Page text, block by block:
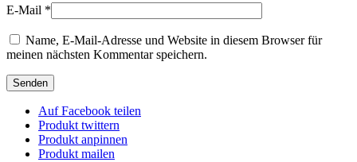
E-Mail *
Name, E-Mail-Adresse und Website in diesem Browser für
meinen nächsten Kommentar speichern.
Auf Facebook teilen
Produkt twittern
Produkt anpinnen
Produkt mailen